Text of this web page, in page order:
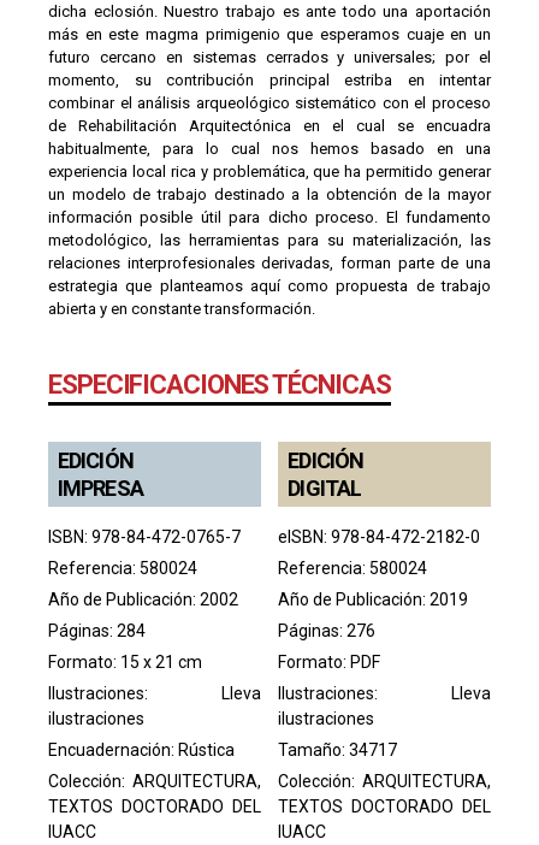
dicha eclosión. Nuestro trabajo es ante todo una aportación
más en este magma primigenio que esperamos cuaje en un
futuro cercano en sistemas cerrados y universales; por el
momento, su contribución principal estriba en intentar
combinar el análisis arqueológico sistemático con el proceso
de Rehabilitación Arquitectónica en el cual se encuadra
habitualmente, para lo cual nos hemos basado en una
experiencia local rica y problemática, que ha permitido generar
un modelo de trabajo destinado a la obtención de la mayor
información posible útil para dicho proceso. El fundamento
metodológico, las herramientas para su materialización, las
relaciones interprofesionales derivadas, forman parte de una
estrategia que planteamos aquí como propuesta de trabajo
abierta y en constante transformación.
ESPECIFICACIONES TÉCNICAS
EDICIÓN
IMPRESA
ISBN: 978-84-472-0765-7
Referencia: 580024
Año de Publicación: 2002
Páginas: 284
Formato: 15 x 21 cm
Ilustraciones: Lleva
ilustraciones
Encuadernación: Rústica
Colección: ARQUITECTURA,
TEXTOS DOCTORADO DEL
IUACC
EDICIÓN
DIGITAL
eISBN: 978-84-472-2182-0
Referencia: 580024
Año de Publicación: 2019
Páginas: 276
Formato: PDF
Ilustraciones: Lleva
ilustraciones
Tamaño: 34717
Colección: ARQUITECTURA,
TEXTOS DOCTORADO DEL
IUACC